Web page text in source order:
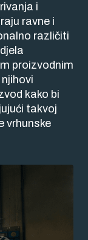
i
ravne i
različiti
proizvodnim
kako bi
takvoj
vrhunske